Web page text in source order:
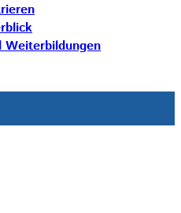
Weiterbildungen